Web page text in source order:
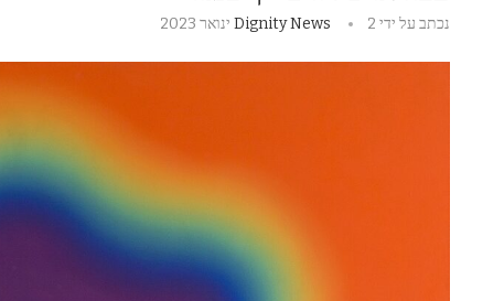
נכתב על ידי Dignity News 2 ינואר 2023